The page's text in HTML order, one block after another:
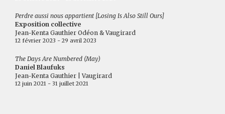
Perdre aussi nous appartient [Losing Is Also Still Ours]
Exposition collective
Jean-Kenta Gauthier Odéon & Vaugirard
12 février 2023 - 29 avril 2023
The Days Are Numbered (May)
Daniel Blaufuks
Jean-Kenta Gauthier | Vaugirard
12 juin 2021 - 31 juillet 2021